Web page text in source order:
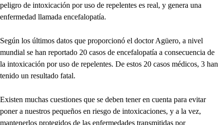
peligro de intoxicación por uso de repelentes es real, y genera una
enfermedad llamada encefalopatía.
Según los últimos datos que proporcionó el doctor Agüero, a nivel
mundial se han reportado 20 casos de encefalopatía a consecuencia de
la intoxicación por uso de repelentes. De estos 20 casos médicos, 3 han
tenido un resultado fatal.
Existen muchas cuestiones que se deben tener en cuenta para evitar
poner a nuestros pequeños en riesgo de intoxicaciones, y a la vez,
mantenerlos protegidos de las enfermedades transmitidas por